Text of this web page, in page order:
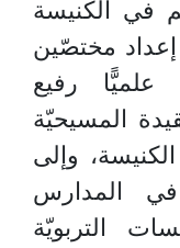
في الكنيسة
مختصّين
علميًّا رفيع
المسيحيّة
وإلى
المدارس
التربويّة